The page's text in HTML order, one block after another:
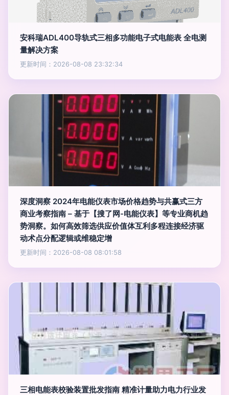
安科瑞ADL400导轨式三相多功能电子式电能表 全电测
量解决方案
更新时间：2026-08-08 23:32:34
深度洞察 2024年电能仪表市场价格趋势与共赢式三方
商业考察指南 – 基于【搜了网-电能仪表】等专业商机趋
势洞察。如何高效筛选供应价值体互利多程连接经济驱
动术点分配逻辑或维稳定增
更新时间：2026-08-08 08:01:58
三相电能表校验装置批发指南 精准计量助力电力行业发